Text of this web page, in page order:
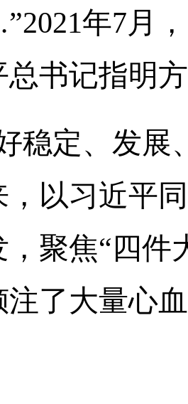
年7月
总书记指明
稳定、发
，以习近平
，聚焦“四件
注了大量心